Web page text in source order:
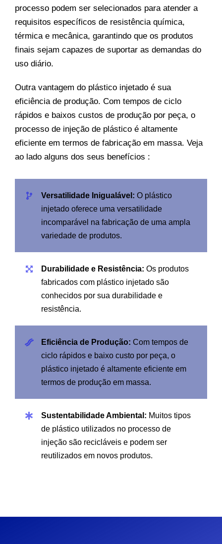
processo podem ser selecionados para atender a
requisitos específicos de resistência química,
térmica e mecânica, garantindo que os produtos
finais sejam capazes de suportar as demandas do
uso diário.
Outra vantagem do plástico injetado é sua
eficiência de produção. Com tempos de ciclo
rápidos e baixos custos de produção por peça, o
processo de injeção de plástico é altamente
eficiente em termos de fabricação em massa. Veja
ao lado alguns dos seus benefícios :
Versatilidade Inigualável: O plástico
injetado oferece uma versatilidade
incomparável na fabricação de uma ampla
variedade de produtos.
Durabilidade e Resistência: Os produtos
fabricados com plástico injetado são
conhecidos por sua durabilidade e
resistência.
Eficiência de Produção: Com tempos de
ciclo rápidos e baixo custo por peça, o
plástico injetado é altamente eficiente em
termos de produção em massa.
Sustentabilidade Ambiental: Muitos tipos
de plástico utilizados no processo de
injeção são recicláveis ​​e podem ser
reutilizados em novos produtos.